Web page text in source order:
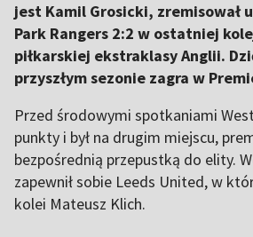
jest Kamil Grosicki, zremisował
Park Rangers 2:2 w ostatniej
piłkarskiej ekstraklasy Anglii.
przyszłym sezonie zagra w
Przed środowymi spotkaniami
punkty i był na drugim miejscu,
bezpośrednią przepustką do elity.
zapewnił sobie Leeds United, w
kolei Mateusz Klich.